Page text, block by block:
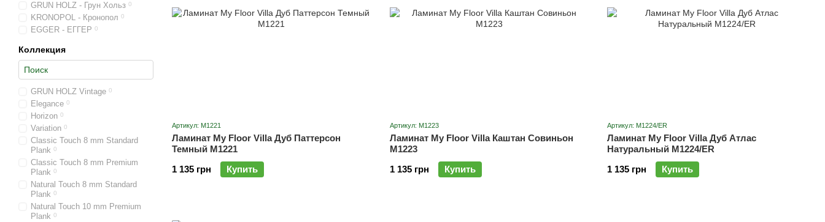
Артикул: M1221
Ламинат My Floor Villa Дуб Паттерсон
Темный M1221
1 135 грн
Купить
Артикул: M1223
Ламинат My Floor Villa Каштан Совиньон
M1223
1 135 грн
Купить
Артикул: M1224/ER
Ламинат My Floor Villa Дуб Атлас
Натуральный M1224/ER
1 135 грн
Купить
GRUN HOLZ - Грун Хольз 0
KRONOPOL - Кронопол 0
EGGER - ЕГГЕР 0
Коллекция
GRUN HOLZ Vintage 0
Elegance 0
Horizon 0
Variation 0
Classic Touch 8 mm Standard
Plank 0
Classic Touch 8 mm Premium
Plank 0
Natural Touch 8 mm Standard
Plank 0
Natural Touch 10 mm Premium
Plank 0